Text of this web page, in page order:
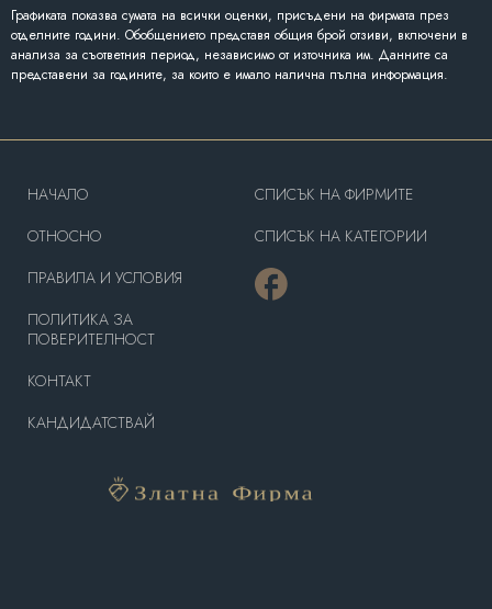
Графиката показва сумата на всички оценки, присъдени на фирмата през
отделните години. Обобщението представя общия брой отзиви, включени в
анализа за съответния период, независимо от източника им. Данните са
представени за годините, за които е имало налична пълна информация.
HAЧАЛО
OТНОСНО
ПРАВИЛА И УСЛОВИЯ
ПОЛИТИКА ЗА
ПОВЕРИТЕЛНОСТ
КОНТАКТ
КАНДИДАТСТВАЙ
СПИСЪК НА ФИРМИТЕ
СПИСЪК НА КАТЕГОРИИ